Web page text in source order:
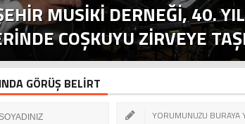
MUSIKI DERNEĞI, 40.
COŞKUYU ZIRVEYE
GÖRÜŞ BELİRT